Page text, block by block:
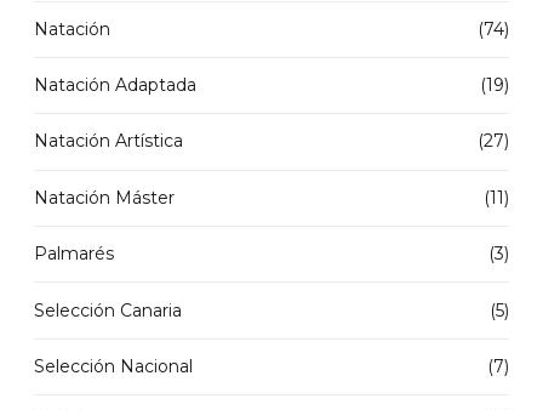
Natación (74)
Natación Adaptada (19)
Natación Artística (27)
Natación Máster (11)
Palmarés (3)
Selección Canaria (5)
Selección Nacional (7)